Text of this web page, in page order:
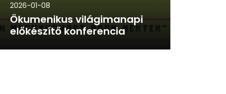
2026-01-08
Ökumenikus világimanapi
előkészítő konferencia